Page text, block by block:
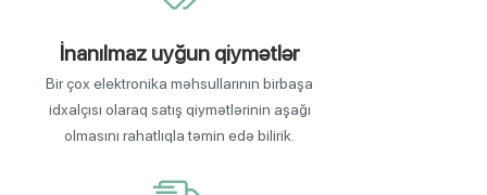
İnanılmaz uyğun qiymətlər
Bir çox elektronika məhsullarının birbaşa
idxalçısı olaraq satış qiymətlərinin aşağı
olmasını rahatlıqla təmin edə bilirik.